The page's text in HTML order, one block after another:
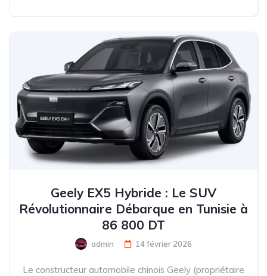
Geely EX5 Hybride : Le SUV
Révolutionnaire Débarque en Tunisie à
86 800 DT
admin 14 février 2026
Le constructeur automobile chinois Geely (propriétaire